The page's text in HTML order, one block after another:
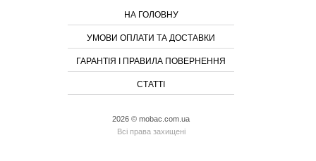
НА ГОЛОВНУ
УМОВИ ОПЛАТИ ТА ДОСТАВКИ
ГАРАНТІЯ І ПРАВИЛА ПОВЕРНЕННЯ
СТАТТІ
2026 © mobac.com.ua
Всі права захищені